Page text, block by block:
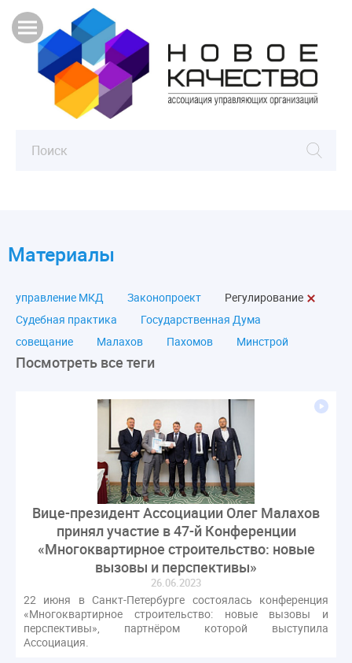
Материалы
управление МКД Законопроект
Регулирование
Судебная практика
Государственная Дума
совещание
Малахов Пахомов
Минстрой
ЛикбезЖКХ
ЖКХ
Строительная неделя
Верховный суд
управляющие компании
МКД
Экспертное мнение
капремонт Вебинар
Комитет по строительству и ЖКХ
Малахов Конференция
Обсуждение
Пени за ЖКУ
Постановление Правительства РФ
ЖКУ
Новое качество
ОСС
Правила
задолженность граждан
ГОСТ
Мероприятия
Правительство РФ
исполнительная надпись
ВДГО
ВКГО
Персональные данные
Приказ
Сергей Пахомов
ТКО
ЭкспертЖКХ
Посмотреть все теги
Вице-президент Ассоциации Олег Малахов
принял участие в 47-й Конференции
«Многоквартирное строительство: новые
вызовы и перспективы»
26.06.2023
22 июня в Санкт-Петербурге состоялась конференция
«Многоквартирное строительство: новые вызовы и
перспективы», партнёром которой выступила
Ассоциация.